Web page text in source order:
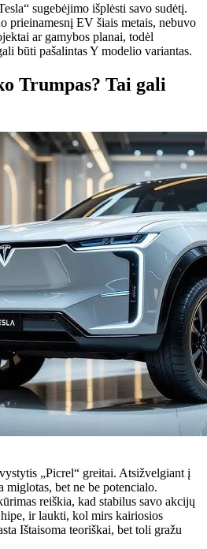
sugebėjimo išplėsti savo sudėtį.
prieinamesnį EV šiais metais, nebuvo
ar gamybos planai, todėl
būti pašalintas Y modelio variantas.
Trumpas? Tai gali
„Picrel“ greitai. Atsižvelgiant į
miglotas, bet ne be potencialo.
reiškia, kad stabilus savo akcijų
ir laukti, kol mirs kairiosios
Ištaisoma teoriškai, bet toli gražu